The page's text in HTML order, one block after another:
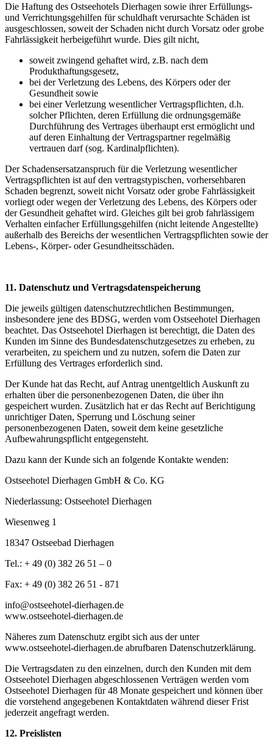
Die Haftung des Ostseehotels Dierhagen sowie ihrer Erfüllungs-
und Verrichtungsgehilfen für schuldhaft verursachte Schäden ist
ausgeschlossen, soweit der Schaden nicht durch Vorsatz oder grobe
Fahrlässigkeit herbeigeführt wurde. Dies gilt nicht,
soweit zwingend gehaftet wird, z.B. nach dem
Produkthaftungsgesetz,
bei der Verletzung des Lebens, des Körpers oder der
Gesundheit sowie
bei einer Verletzung wesentlicher Vertragspflichten, d.h.
solcher Pflichten, deren Erfüllung die ordnungsgemäße
Durchführung des Vertrages überhaupt erst ermöglicht und
auf deren Einhaltung der Vertragspartner regelmäßig
vertrauen darf (sog. Kardinalpflichten).
Der Schadensersatzanspruch für die Verletzung wesentlicher
Vertragspflichten ist auf den vertragstypischen, vorhersehbaren
Schaden begrenzt, soweit nicht Vorsatz oder grobe Fahrlässigkeit
vorliegt oder wegen der Verletzung des Lebens, des Körpers oder
der Gesundheit gehaftet wird. Gleiches gilt bei grob fahrlässigem
Verhalten einfacher Erfüllungsgehilfen (nicht leitende Angestellte)
außerhalb des Bereichs der wesentlichen Vertragspflichten sowie der
Lebens-, Körper- oder Gesundheitsschäden.
11. Datenschutz und Vertragsdatenspeicherung
Die jeweils gültigen datenschutzrechtlichen Bestimmungen,
insbesondere jene des BDSG, werden vom Ostseehotel Dierhagen
beachtet. Das Ostseehotel Dierhagen ist berechtigt, die Daten des
Kunden im Sinne des Bundesdatenschutzgesetzes zu erheben, zu
verarbeiten, zu speichern und zu nutzen, sofern die Daten zur
Erfüllung des Vertrages erforderlich sind.
Der Kunde hat das Recht, auf Antrag unentgeltlich Auskunft zu
erhalten über die personenbezogenen Daten, die über ihn
gespeichert wurden. Zusätzlich hat er das Recht auf Berichtigung
unrichtiger Daten, Sperrung und Löschung seiner
personenbezogenen Daten, soweit dem keine gesetzliche
Aufbewahrungspflicht entgegensteht.
Dazu kann der Kunde sich an folgende Kontakte wenden:
Ostseehotel Dierhagen GmbH & Co. KG
Niederlassung: Ostseehotel Dierhagen
Wiesenweg 1
18347 Ostseebad Dierhagen
Tel.: + 49 (0) 382 26 51 – 0
Fax: + 49 (0) 382 26 51 - 871
info@ostseehotel-dierhagen.de
www.ostseehotel-dierhagen.de
Näheres zum Datenschutz ergibt sich aus der unter
www.ostseehotel-dierhagen.de abrufbaren Datenschutzerklärung.
Die Vertragsdaten zu den einzelnen, durch den Kunden mit dem
Ostseehotel Dierhagen abgeschlossenen Verträgen werden vom
Ostseehotel Dierhagen für 48 Monate gespeichert und können über
die vorstehend angegebenen Kontaktdaten während dieser Frist
jederzeit angefragt werden.
12. Preislisten